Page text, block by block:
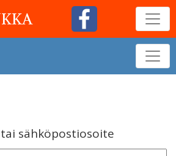
sähköpostiosoite